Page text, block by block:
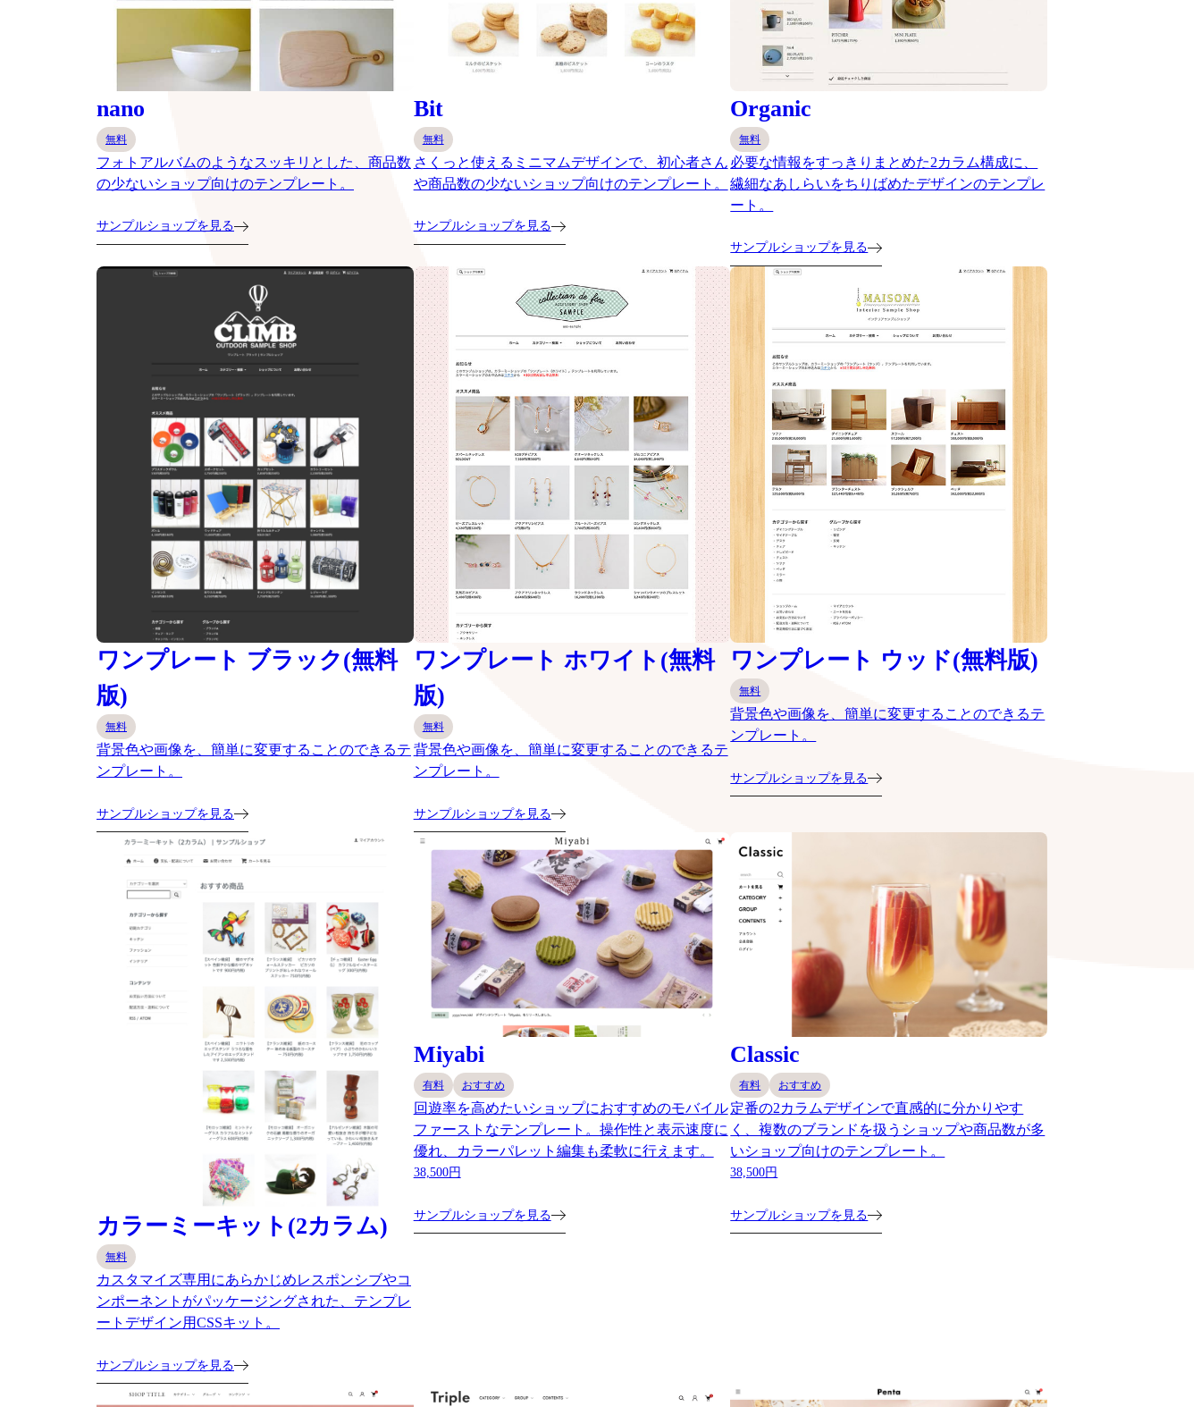
nano
無料
フォトアルバムのようなスッキリとした、商品数
の少ないショップ向けのテンプレート。
サンプルショップを見る
Bit
無料
さくっと使えるミニマムデザインで、初心者さん
や商品数の少ないショップ向けのテンプレート。
サンプルショップを見る
Organic
無料
必要な情報をすっきりまとめた2カラム構成に、
繊細なあしらいをちりばめたデザインのテンプレ
ート。
サンプルショップを見る
ワンプレート ブラック(無料
版)
無料
背景色や画像を、簡単に変更することのできるテ
ンプレート。
サンプルショップを見る
ワンプレート ホワイト(無料
版)
無料
背景色や画像を、簡単に変更することのできるテ
ンプレート。
サンプルショップを見る
ワンプレート ウッド(無料版)
無料
背景色や画像を、簡単に変更することのできるテ
ンプレート。
サンプルショップを見る
カラーミーキット(2カラム)
無料
カスタマイズ専用にあらかじめレスポンシブやコ
ンポーネントがパッケージングされた、テンプレ
ートデザイン用CSSキット。
サンプルショップを見る
Miyabi
有料 おすすめ
回遊率を高めたいショップにおすすめのモバイル
ファーストなテンプレート。操作性と表示速度に
優れ、カラーパレット編集も柔軟に行えます。
38,500円
サンプルショップを見る
Classic
有料 おすすめ
定番の2カラムデザインで直感的に分かりやす
く、複数のブランドを扱うショップや商品数が多
いショップ向けのテンプレート。
38,500円
サンプルショップを見る